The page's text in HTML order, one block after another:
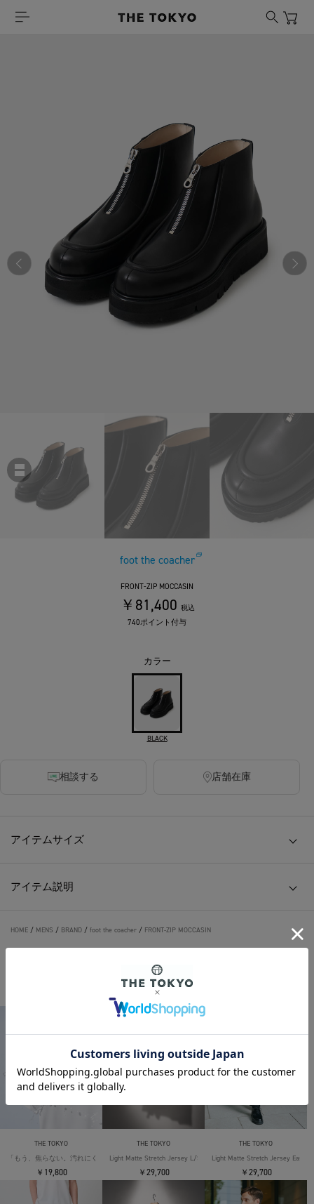
foot the coacher
FRONT-ZIP MOCCASIN
￥81,400 税込
740ポイント付与
カラー
BLACK
相談する 店舗在庫
アイテムサイズ
アイテム説明
HOME / MENS / BRAND / foot the coacher / FRONT-ZIP MOCCASIN
THE TOKYO ORIGINAL ITEMS
THE TOKYO
「もう、焦らない。汚れにくい」SOLOTEX Jersey S/S T-Shirts
￥19,800
THE TOKYO
Light Matte Stretch Jersey L/S Shirt
￥29,700
THE TOKYO
Light Matte Stretch Jersey Easy
￥29,700